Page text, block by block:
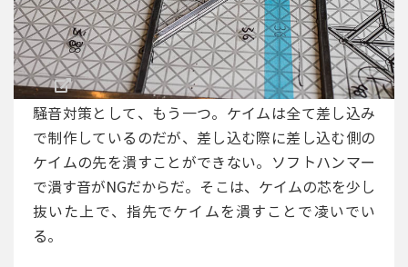
騒音対策として、もう一つ。ケイムは全て差し込み
で制作しているのだが、差し込む際に差し込む側の
ケイムの先を潰すことができない。ソフトハンマー
で潰す音がNGだからだ。そこは、ケイムの芯を少し
抜いた上で、指先でケイムを潰すことで凌いでい
る。